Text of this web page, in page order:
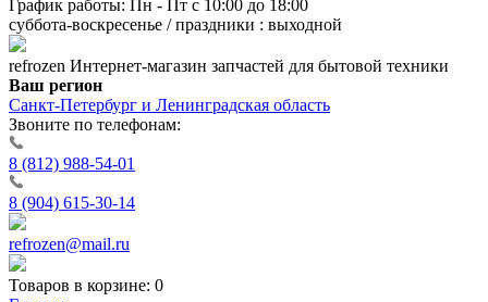
График работы: Пн - Пт с 10:00 до 18:00
суббота-воскресенье / праздники : выходной
refrozen Интернет-магазин запчастей для бытовой техники
Ваш регион
Санкт-Петербург и Ленинградская область
Звоните по телефонам:
8 (812) 988-54-01
8 (904) 615-30-14
refrozen@mail.ru
Товаров в корзине: 0